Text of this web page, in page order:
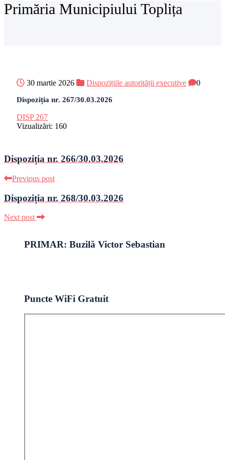
Primăria Municipiului Toplița
30 martie 2026 Dispozițiile autorității executive 0
Dispoziția nr. 267/30.03.2026
DISP 267
Vizualizări: 160
Dispoziția nr. 266/30.03.2026
Previous post
Dispoziția nr. 268/30.03.2026
Next post
PRIMAR: Buzilă Victor Sebastian
Puncte WiFi Gratuit